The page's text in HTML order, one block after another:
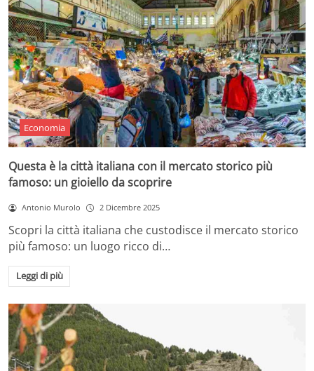
Economia
Questa è la città italiana con il mercato storico più
famoso: un gioiello da scoprire
Antonio Murolo 2 Dicembre 2025
Scopri la città italiana che custodisce il mercato storico
più famoso: un luogo ricco di…
Leggi di più